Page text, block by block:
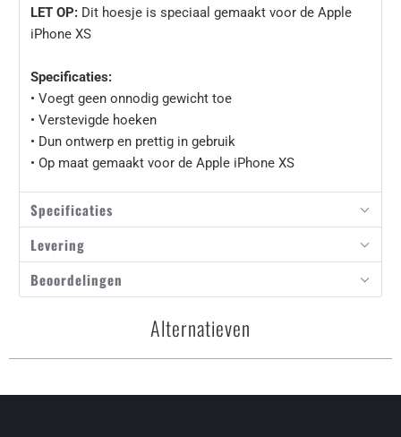
LET OP: Dit hoesje is speciaal gemaakt voor de Apple
iPhone XS
Specificaties:
• Voegt geen onnodig gewicht toe
• Verstevigde hoeken
• Dun ontwerp en prettig in gebruik
• Op maat gemaakt voor de Apple iPhone XS
Specificaties
Levering
Beoordelingen
Alternatieven